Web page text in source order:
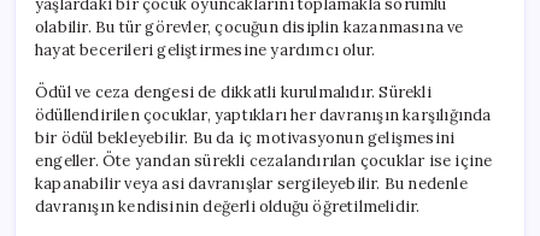
olabilir. Bu tür görevler, çocuğun disiplin kazanmasına ve
hayat becerileri geliştirmesine yardımcı olur.
Ödül ve ceza dengesi de dikkatli kurulmalıdır. Sürekli
ödüllendirilen çocuklar, yaptıkları her davranışın karşılığında
bir ödül bekleyebilir. Bu da iç motivasyonun gelişmesini
engeller. Öte yandan sürekli cezalandırılan çocuklar ise içine
kapanabilir veya asi davranışlar sergileyebilir. Bu nedenle
davranışın kendisinin değerli olduğu öğretilmelidir.